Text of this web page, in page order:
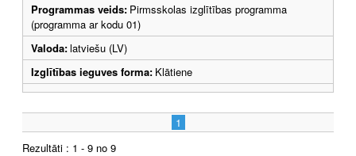
Programmas veids: Pirmsskolas izglītības programma
(programma ar kodu 01)
Valoda:latviešu (LV)
Izglītības ieguves forma: Klātiene
1
Rezultāti : 1 - 9 no 9